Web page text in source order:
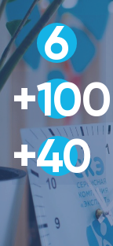
6
+100
+40